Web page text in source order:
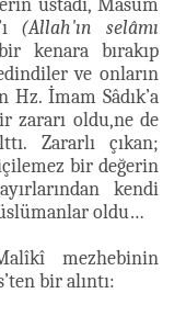
üstadı, Masum
(Allah'ın selâmı
kenara bırakıp
ve onların
Hz. İmam Sâdık’a
zararı oldu,ne de
Zararlı çıkan;
bir değerin
kendi
oldu…
mezhebinin
bir alıntı: